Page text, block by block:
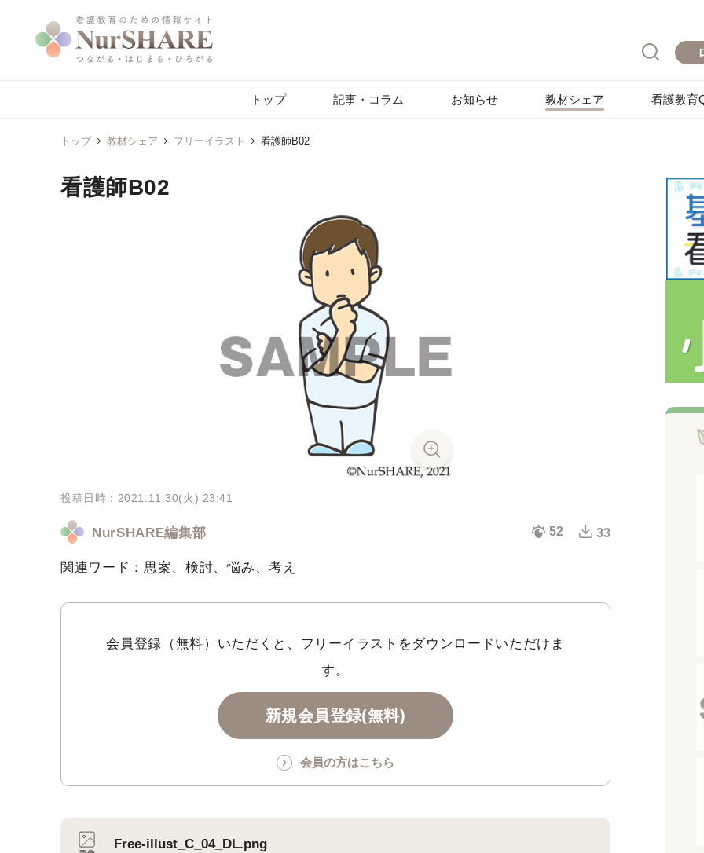
トップ 記事・コラム お知らせ 教材シェア 看護教育
トップ 教材シェア フリーイラスト 看護師B02
看護師B02
投稿日時：2021.11.30(火) 23:41
NurSHARE編集部 52 33
関連ワード：思案、検討、悩み、考え
会員登録（無料）いただくと、フリーイラストをダウンロードいただけま
す。
新規会員登録(無料)
会員の方はこちら
Free-illust_C_04_DL.png